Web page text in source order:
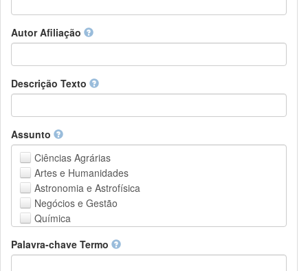
Autor Afiliação
Descrição Texto
Assunto
Ciências Agrárias
Artes e Humanidades
Astronomia e Astrofísica
Negócios e Gestão
Química
Ciências da Terra e do meio ambiente
Palavra-chave Termo